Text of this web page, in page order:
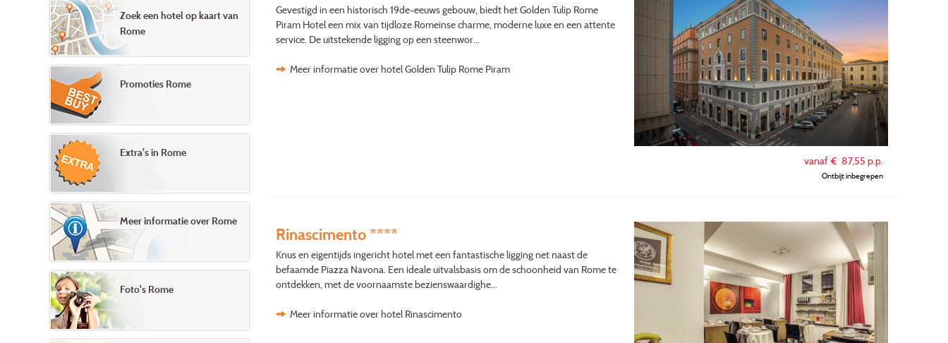
vanaf € 87,55 p.p.
Ontbijt inbegrepen
Gevestigd in een historisch 19de-eeuws gebouw, biedt het Golden Tulip Rome
Piram Hotel een mix van tijdloze Romeinse charme, moderne luxe en een attente
service. De uitstekende ligging op een steenwor...
Meer informatie over hotel Golden Tulip Rome Piram
Rinascimento ****
Knus en eigentijds ingericht hotel met een fantastische ligging net naast de
befaamde Piazza Navona. Een ideale uitvalsbasis om de schoonheid van Rome te
ontdekken, met de voornaamste bezienswaardighe...
Meer informatie over hotel Rinascimento
Zoek een hotel op kaart van
Rome
Promoties Rome
Extra's in Rome
Meer informatie over Rome
Foto's Rome